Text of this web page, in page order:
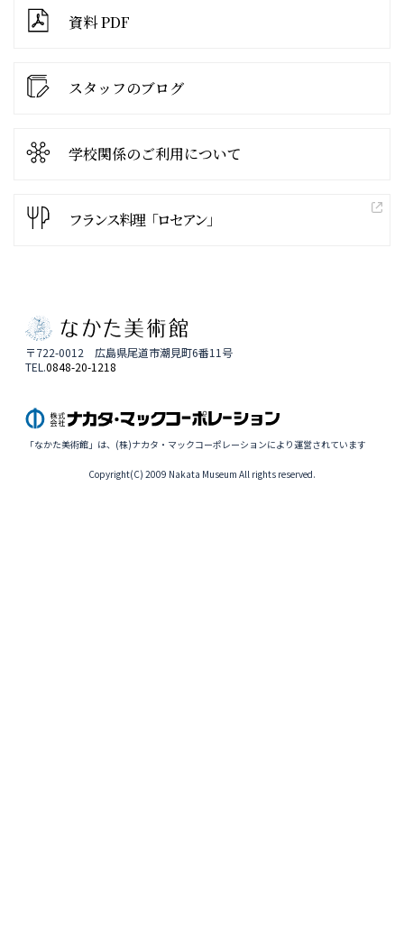
資料 PDF
スタッフのブログ
学校関係のご利用について
フランス料理「ロセアン」
〒722-0012 広島県尾道市潮見町6番11号
TEL.0848-20-1218
「なかた美術館」は、(株)ナカタ・マックコーポレーションにより運営されています
Copyright(C) 2009 Nakata Museum All rights reserved.